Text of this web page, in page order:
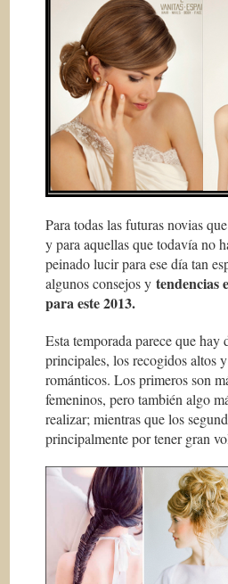
Para todas las futuras novias
y para aquellas que todavía no
peinado lucir para ese día tan
algunos consejos ytendencias
para este 2013.
Esta temporada parece que hay
principales, los recogidos altos
románticos. Los primeros son
femeninos, pero también algo
realizar; mientras que los
principalmente por tener gran